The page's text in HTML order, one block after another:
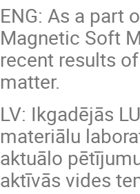
ENG: As a part
Magnetic Soft
recent results
matter.
LV: Ikgadējās
materiālu
aktuālo
aktīvās vides